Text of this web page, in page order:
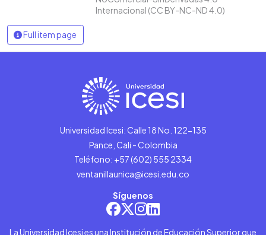
Internacional (CC BY-NC-ND 4.0)
Full item page
Universidad Icesi: Calle 18 No. 122-135
Pance, Cali - Colombia
Teléfono: +57 (602) 555 2334
ventanillaunica@icesi.edu.co
Síguenos
La Universidad Icesi es una Institución de Educación Superior que